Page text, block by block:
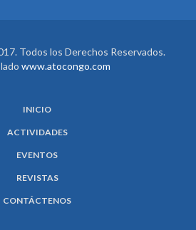
Todos los Derechos Reservados.
www.atocongo.com
INICIO
ACTIVIDADES
EVENTOS
REVISTAS
CONTÁCTENOS